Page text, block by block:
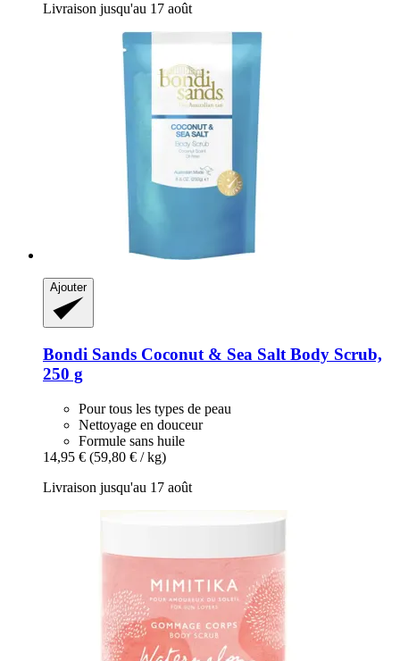
Livraison jusqu'au 17 août
Ajouter
Bondi Sands Coconut & Sea Salt Body Scrub,
250 g
Pour tous les types de peau
Nettoyage en douceur
Formule sans huile
14,95 € (59,80 € / kg)
Livraison jusqu'au 17 août